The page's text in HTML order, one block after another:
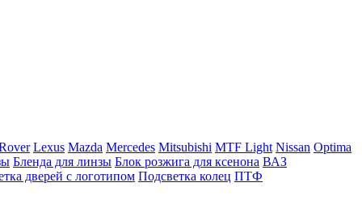
Lexus Mazda Mercedes Mitsubishi MTF Light Nissan Optima
Бленда для линзы Блок розжига для ксенона ВАЗ
дверей с логотипом Подсветка колец ПТФ